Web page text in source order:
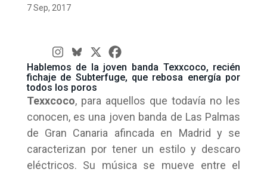
7 Sep, 2017
Hablemos de la joven banda Texxcoco, recién
fichaje de Subterfuge, que rebosa energía por
todos los poros
Texxcoco, para aquellos que todavía no les
conocen, es una joven banda de Las Palmas
de Gran Canaria afincada en Madrid y se
caracterizan por tener un estilo y descaro
eléctricos. Su música se mueve entre el